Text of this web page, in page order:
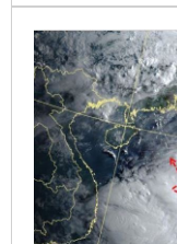
低壓槽南側強勢